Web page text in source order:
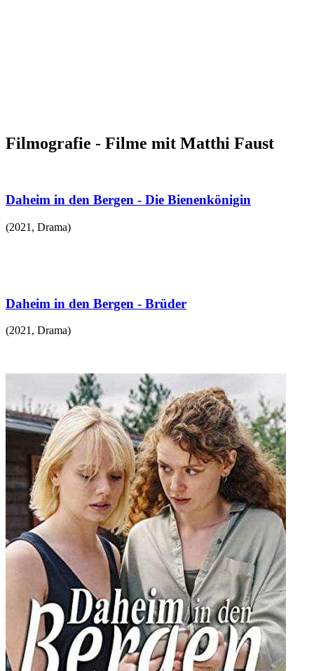
Filmografie - Filme mit Matthi Faust
Daheim in den Bergen - Die Bienenkönigin
(2021 , Drama)
Daheim in den Bergen - Brüder
(2021 , Drama)